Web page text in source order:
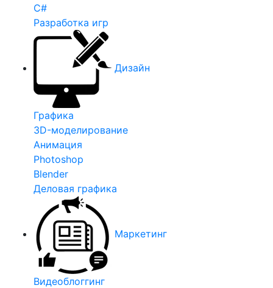
C#
Разработка игр
Дизайн
Графика
3D-моделирование
Анимация
Photoshop
Blender
Деловая графика
Маркетинг
Видеоблоггинг